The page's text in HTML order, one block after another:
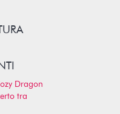
Dragon
tra